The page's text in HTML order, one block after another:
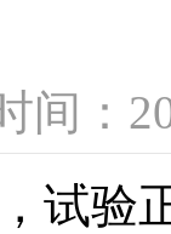
间：
验正